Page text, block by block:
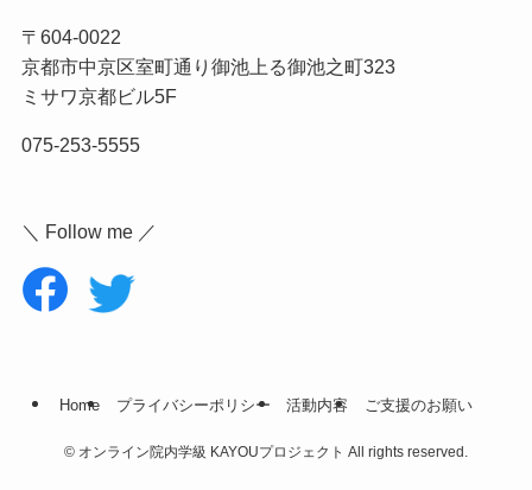
〒604-0022
京都市中京区室町通り御池上る御池之町323
ミサワ京都ビル5F
075-253-5555
＼ Follow me ／
Home プライバシーポリシー 活動内容 ご支援のお願い
© オンライン院内学級 KAYOUプロジェクト All rights reserved.